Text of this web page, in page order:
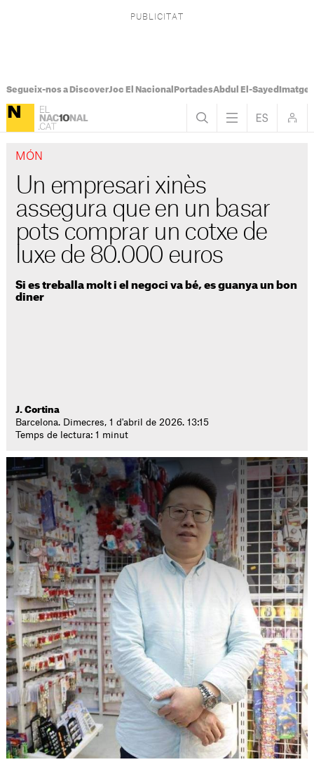
Segueix-nos a DiscoverJoc El Nacional PortadesAbdul El-Sayed
MÓN
Un empresari xinès
assegura que en un basar
pots comprar un cotxe de
luxe de 80.000 euros
Si es treballa molt i el negoci va bé, es guanya un bon
diner
J. Cortina
Barcelona. Dimecres, 1 d'abril de 2026. 13:15
Temps de lectura: 1 minut